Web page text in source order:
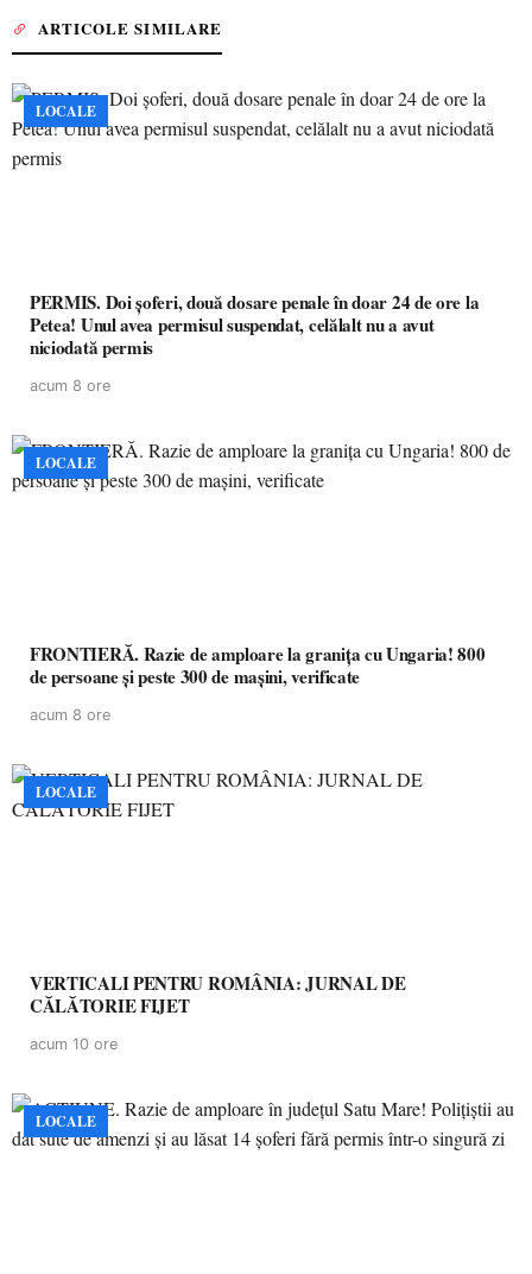
ARTICOLE SIMILARE
LOCALE
PERMIS. Doi șoferi, două dosare penale în doar 24 de ore la
Petea! Unul avea permisul suspendat, celălalt nu a avut
niciodată permis
acum 8 ore
LOCALE
FRONTIERĂ. Razie de amploare la granița cu Ungaria! 800
de persoane și peste 300 de mașini, verificate
acum 8 ore
LOCALE
VERTICALI PENTRU ROMÂNIA: JURNAL DE
CĂLĂTORIE FIJET
acum 10 ore
LOCALE